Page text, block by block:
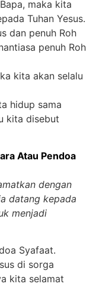
maka kita
Tuhan Yesus.
dan penuh Roh
penuh Roh
kita akan selalu
hidup sama
kita disebut
Atau Pendoa
dengan
datang kepada
menjadi
Syafaat.
di sorga
kita selamat